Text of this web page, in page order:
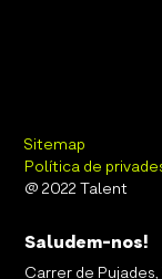
Sitemap
Política de
@ 2022 Talent
Saludem-nos!
Carrer de Pujades,